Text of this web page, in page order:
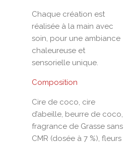
Chaque création est
réalisée à la main avec
soin, pour une ambiance
chaleureuse et
sensorielle unique.
Composition
Cire de coco, cire
d’abeille, beurre de coco,
fragrance de Grasse sans
CMR (dosée à 7 %), fleurs